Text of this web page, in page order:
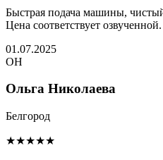
Быстрая подача машины,
Цена соответствует озвученной.
01.07.2025
ОН
Ольга Николаева
Белгород
★★★★★